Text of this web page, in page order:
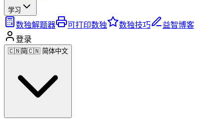
学习
数独解题器 可打印数独 数独技巧
益智博客
登录
🇨🇳简🇨🇳 简体中文